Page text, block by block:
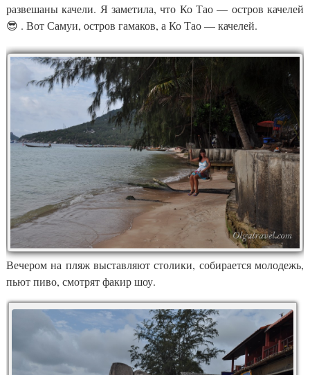
развешаны качели. Я заметила, что Ко Тао — остров качелей
😎 . Вот Самуи, остров гамаков, а Ко Тао — качелей.
Вечером на пляж выставляют столики, собирается молодежь,
пьют пиво, смотрят факир шоу.